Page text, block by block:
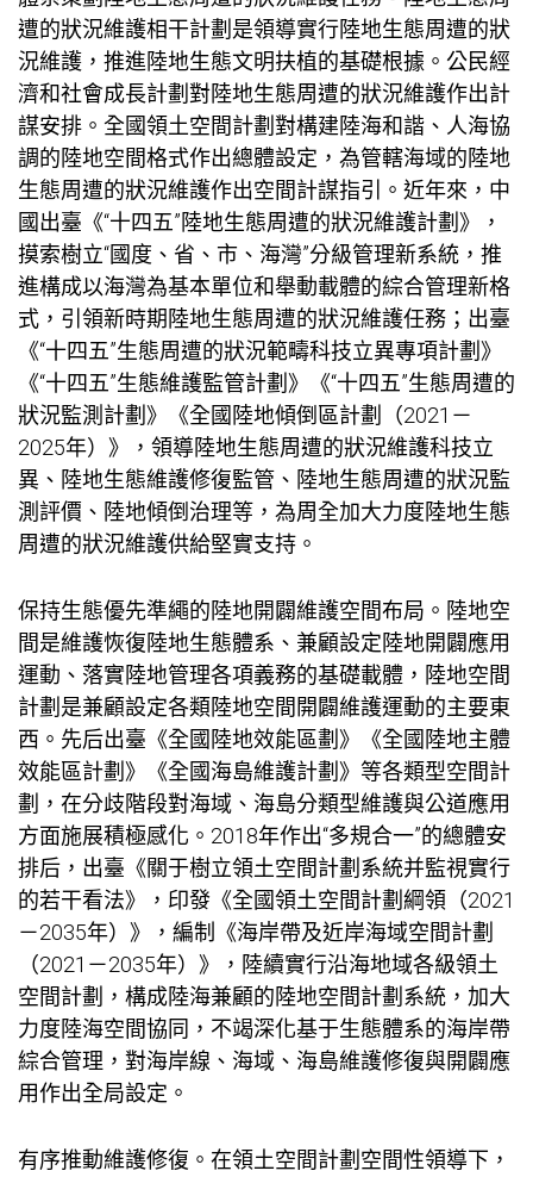
遭的狀況維護相干計劃是領導實行陸地生態周遭的狀
況維護，推進陸地生態文明扶植的基礎根據。公民經
濟和社會成長計劃對陸地生態周遭的狀況維護作出計
謀安排。全國領土空間計劃對構建陸海和諧、人海協
調的陸地空間格式作出總體設定，為管轄海域的陸地
生態周遭的狀況維護作出空間計謀指引。近年來，中
國出臺《“十四五”陸地生態周遭的狀況維護計劃》，
摸索樹立“國度、省、市、海灣”分級管理新系統，推
進構成以海灣為基本單位和舉動載體的綜合管理新格
式，引領新時期陸地生態周遭的狀況維護任務；出臺
《“十四五”生態周遭的狀況範疇科技立異專項計劃》
《“十四五”生態維護監管計劃》《“十四五”生態周遭的
狀況監測計劃》《全國陸地傾倒區計劃（2021－
2025年）》，領導陸地生態周遭的狀況維護科技立
異、陸地生態維護修復監管、陸地生態周遭的狀況監
測評價、陸地傾倒治理等，為周全加大力度陸地生態
周遭的狀況維護供給堅實支持。
保持生態優先準繩的陸地開闢維護空間布局。陸地空
間是維護恢復陸地生態體系、兼顧設定陸地開闢應用
運動、落實陸地管理各項義務的基礎載體，陸地空間
計劃是兼顧設定各類陸地空間開闢維護運動的主要東
西。先后出臺《全國陸地效能區劃》《全國陸地主體
效能區計劃》《全國海島維護計劃》等各類型空間計
劃，在分歧階段對海域、海島分類型維護與公道應用
方面施展積極感化。2018年作出“多規合一”的總體安
排后，出臺《關于樹立領土空間計劃系統并監視實行
的若干看法》，印發《全國領土空間計劃綱領（2021
－2035年）》，編制《海岸帶及近岸海域空間計劃
（2021－2035年）》，陸續實行沿海地域各級領土
空間計劃，構成陸海兼顧的陸地空間計劃系統，加大
力度陸海空間協同，不竭深化基于生態體系的海岸帶
綜合管理，對海岸線、海域、海島維護修復與開闢應
用作出全局設定。
有序推動維護修復。在領土空間計劃空間性領導下，